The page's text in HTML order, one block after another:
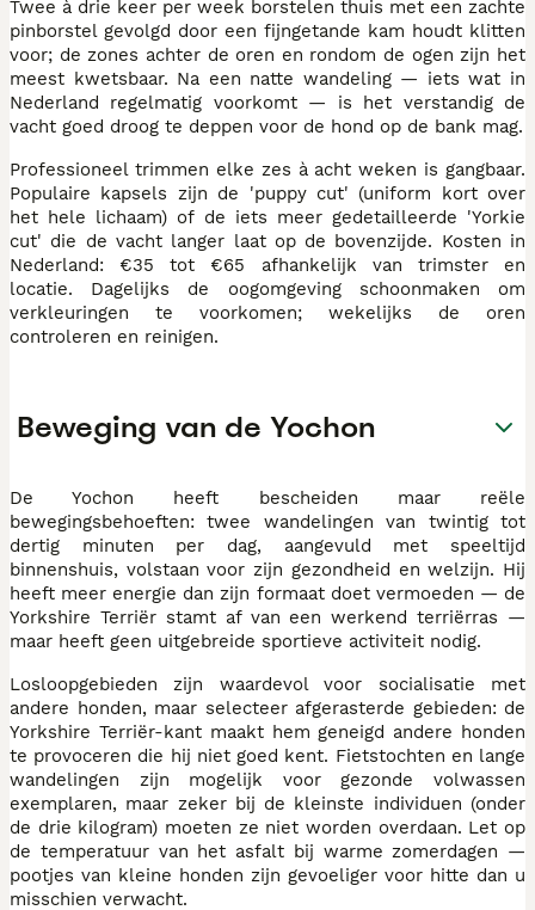
Twee à drie keer per week borstelen thuis met een zachte
pinborstel gevolgd door een fijngetande kam houdt klitten
voor; de zones achter de oren en rondom de ogen zijn het
meest kwetsbaar. Na een natte wandeling — iets wat in
Nederland regelmatig voorkomt — is het verstandig de
vacht goed droog te deppen voor de hond op de bank mag.
Professioneel trimmen elke zes à acht weken is gangbaar.
Populaire kapsels zijn de 'puppy cut' (uniform kort over
het hele lichaam) of de iets meer gedetailleerde 'Yorkie
cut' die de vacht langer laat op de bovenzijde. Kosten in
Nederland: €35 tot €65 afhankelijk van trimster en
locatie. Dagelijks de oogomgeving schoonmaken om
verkleuringen te voorkomen; wekelijks de oren
controleren en reinigen.
Beweging van de Yochon
De Yochon heeft bescheiden maar reële
bewegingsbehoeften: twee wandelingen van twintig tot
dertig minuten per dag, aangevuld met speeltijd
binnenshuis, volstaan voor zijn gezondheid en welzijn. Hij
heeft meer energie dan zijn formaat doet vermoeden — de
Yorkshire Terriër stamt af van een werkend terriërras —
maar heeft geen uitgebreide sportieve activiteit nodig.
Losloopgebieden zijn waardevol voor socialisatie met
andere honden, maar selecteer afgerasterde gebieden: de
Yorkshire Terriër-kant maakt hem geneigd andere honden
te provoceren die hij niet goed kent. Fietstochten en lange
wandelingen zijn mogelijk voor gezonde volwassen
exemplaren, maar zeker bij de kleinste individuen (onder
de drie kilogram) moeten ze niet worden overdaan. Let op
de temperatuur van het asfalt bij warme zomerdagen —
pootjes van kleine honden zijn gevoeliger voor hitte dan u
misschien verwacht.